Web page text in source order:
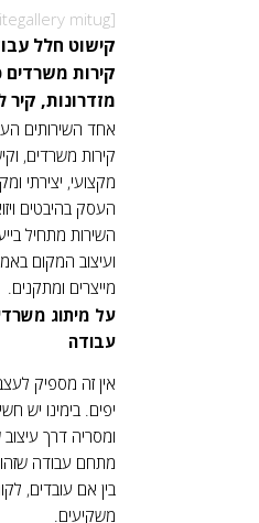
[unitegallery mitug]
קישוט חלל
קירות
מזדרונות, קיר
אחד השירותים
קירות משרדים,
מקצועי, יצירתי
העסק בהיבטים
השירות מתחיל
ועיצוב המקום
מייצרים ומתקנים.
על מיתוג
עבודה
אין זה מספיק
יפים. בימינו יש
ומסריה דרך
מתחם עבודה
בין אם עובדים,
משקיעים.